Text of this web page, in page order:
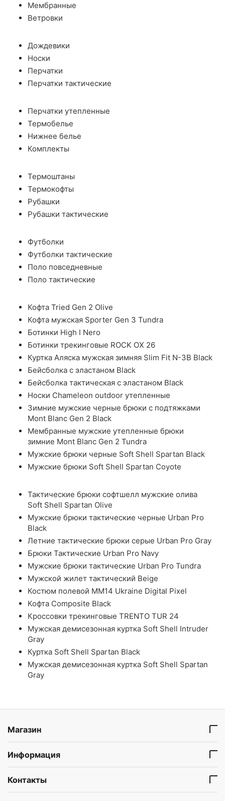
Мембранные
Ветровки
Дождевики
Носки
Перчатки
Перчатки тактические
Перчатки утепленные
Термобелье
Нижнее белье
Комплекты
Термоштаны
Термокофты
Рубашки
Рубашки тактические
Футболки
Футболки тактические
Поло повседневные
Поло тактические
Кофта Tried Gen 2 Olive
Кофта мужская Sporter Gen 3 Tundra
Ботинки High I Nero
Ботинки трекинговые ROCK OX 26
Куртка Аляска мужская зимняя Slim Fit N-3B Black
Бейсболка с эластаном Black
Бейсболка тактическая с эластаном Black
Носки Chameleon outdoor утепленные
Зимние мужские черные брюки с подтяжками
Mont Blanc Gen 2 Black
Мембранные мужские утепленные брюки
зимние Mont Blanc Gen 2 Tundra
Мужские брюки черные Soft Shell Spartan Black
Мужские брюки Soft Shell Spartan Coyote
Тактические брюки софтшелл мужские олива
Soft Shell Spartan Olive
Мужские брюки тактические черные Urban Pro
Black
Летние тактические брюки серые Urban Pro Gray
Брюки Тактические Urban Pro Navy
Мужские брюки тактические Urban Pro Tundra
Мужской жилет тактический Beige
Костюм полевой ММ14 Ukraine Digital Pixel
Кофта Composite Black
Кроссовки трекинговые TRENTO TUR 24
Мужская демисезонная куртка Soft Shell Intruder
Gray
Куртка Soft Shell Spartan Black
Мужская демисезонная куртка Soft Shell Spartan
Gray
Магазин
Информация
Контакты